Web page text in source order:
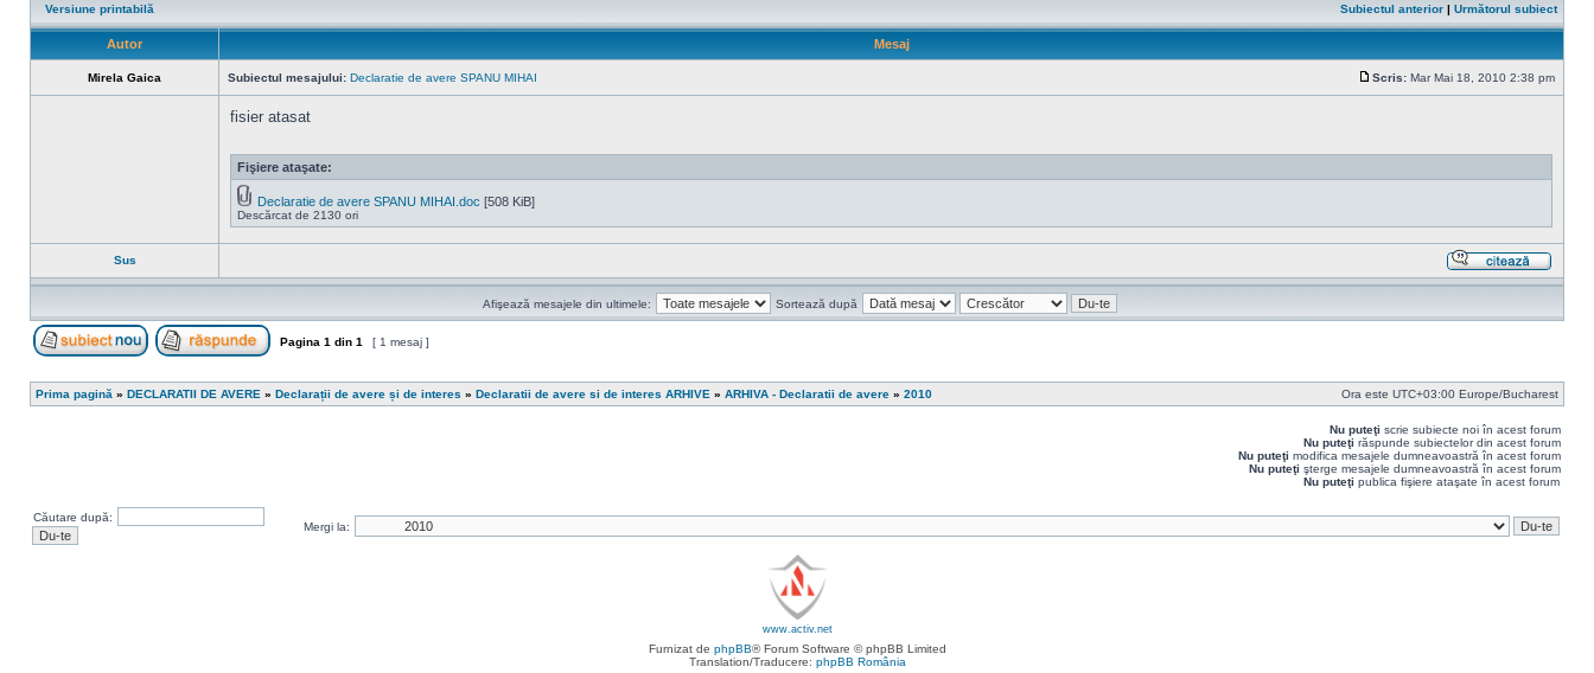
Versiune printabilă Subiectul anterior | Următorul subiect
Autor Mesaj
Mirela Gaica Subiectul mesajului: Declaratie de avere SPANU MIHAI
Scris: Mar Mai 18, 2010 2:38 pm
fisier atasat
Fişiere ataşate:
Declaratie de avere SPANU MIHAI.doc [508 KiB]
Descărcat de 2130 ori
Sus
cu
Afişează mesajele din ultimele: Sortează după
Pagina 1 din 1 [ 1 mesaj ]
Prima pagină » DECLARATII DE AVERE » Declarații de avere și de interes » Declaratii de avere si de interes ARHIVE » ARHIVA - Declaratii de avere » 2010 Ora este UTC+03:00 Europe/Bucharest
Nu puteţi scrie subiecte noi în acest forum
Nu puteţi răspunde subiectelor din acest forum
Nu puteţi modifica mesajele dumneavoastră în acest forum
Nu puteţi şterge mesajele dumneavoastră în acest forum
Nu puteţi publica fişiere ataşate în acest forum
Căutare după:
Mergi la:
www.activ.net
Furnizat de phpBB® Forum Software © phpBB Limited
Translation/Traducere: phpBB România